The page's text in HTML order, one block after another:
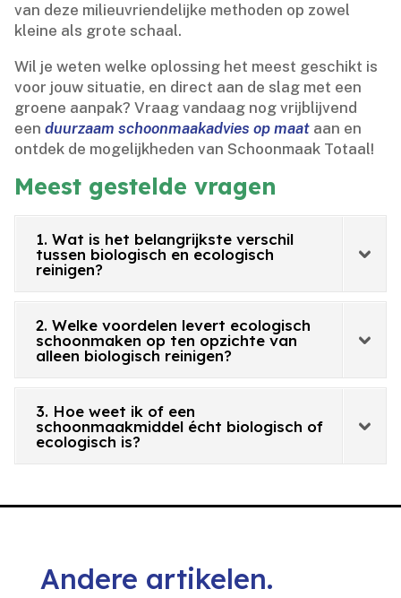
van deze milieuvriendelijke methoden op zowel
kleine als grote schaal.​
Wil je weten welke oplossing het meest geschikt is
voor jouw situatie, en direct aan de slag met een
groene aanpak? Vraag vandaag nog vrijblijvend
eenduurzaam schoonmaakadvies op maat aan en
ontdek de mogelijkheden van Schoonmaak Totaal!
Meest gestelde vragen
1. Wat is het belangrijkste verschil
tussen biologisch en ecologisch
reinigen?
2. Welke voordelen levert ecologisch
schoonmaken op ten opzichte van
alleen biologisch reinigen?
3. Hoe weet ik of een
schoonmaakmiddel écht biologisch of
ecologisch is?
Andere artikelen.